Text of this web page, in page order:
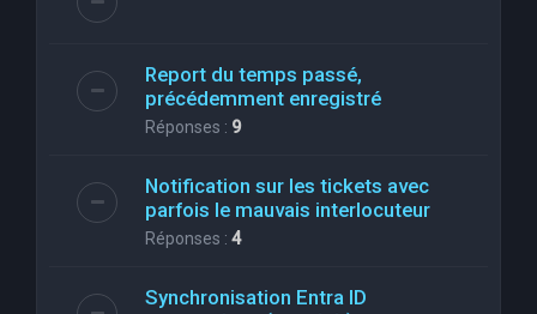
Report du temps passé,
précédemment enregistré
Réponses : 9
Notification sur les tickets avec
parfois le mauvais interlocuteur
Réponses : 4
Synchronisation Entra ID